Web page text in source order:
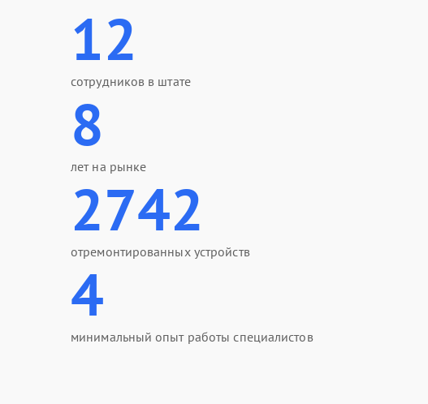
12
сотрудников в штате
8
лет на рынке
2742
отремонтированных устройств
4
минимальный опыт работы специалистов